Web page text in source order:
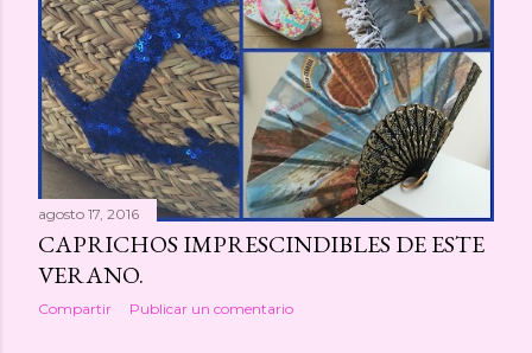
a
s
agosto 17, 2016
CAPRICHOS IMPRESCINDIBLES DE ESTE
VERANO.
Compartir Publicar un comentario